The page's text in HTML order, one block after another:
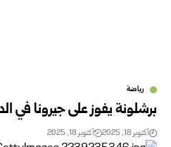
رياضة
برشلونة يفوز على جيرونا في
أكتوبر 18, 2025 أكتوبر 18, 2025